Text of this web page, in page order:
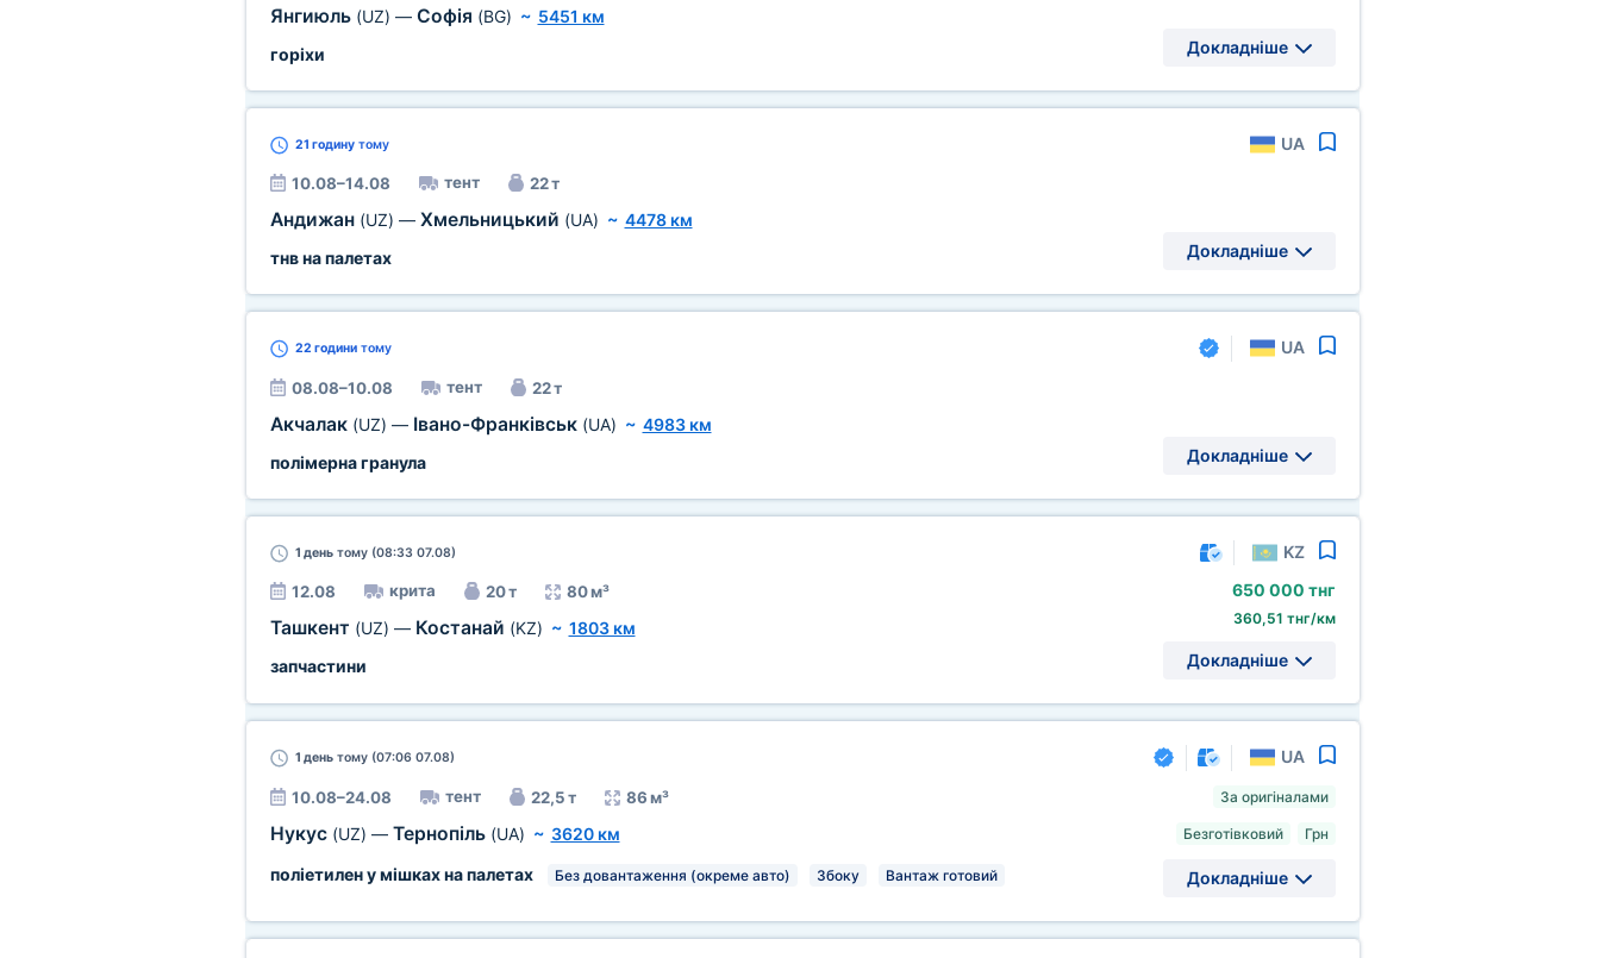
Янгиюль (UZ) — Софія (BG) ~ 5451 км
горіхи
Докладніше
21 годинутому UA
10.08–14.08 тент 22 т
Андижан (UZ) — Хмельницький (UA) ~ 4478 км
тнв на палетах
Докладніше
22 годинитому UA
08.08–10.08 тент 22 т
Акчалак (UZ) — Івано-Франківськ (UA) ~ 4983 км
полімерна гранула
Докладніше
1 деньтому (08:33 07.08) KZ
12.08 крита 20 т 80 м³
Ташкент (UZ) — Костанай (KZ) ~ 1803 км
запчастини
650 000 тнг
360,51 тнг/км
Докладніше
1 деньтому (07:06 07.08) UA
10.08–24.08 тент 22,5 т 86 м³
Нукус (UZ) — Тернопіль (UA) ~ 3620 км
поліетилен у мішках на палетах
Без довантаження (окреме авто) Збоку Вантаж готовий
За оригіналами
Безготівковий Грн
Докладніше